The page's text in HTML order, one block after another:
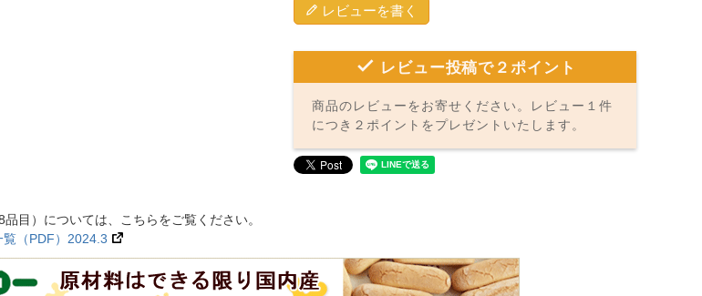
レビューを書く
レビュー投稿で２ポイント
商品のレビューをお寄せください。レビュー１件
につき２ポイントをプレゼントいたします。
目）については、こちらをご覧ください。
（PDF）2024.3